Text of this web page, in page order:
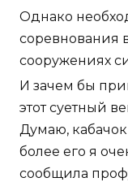
Однако
соревнования
сооружениях
И зачем бы
этот суетный
Думаю,
более его я
сообщила